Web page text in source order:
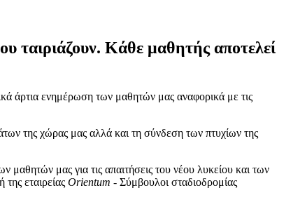
ταιριάζουν. Κάθε μαθητής αποτελεί
άρτια ενημέρωση των μαθητών μας αναφορικά με τις
της χώρας μας αλλά και τη σύνδεση των πτυχίων της
μας για τις απαιτήσεις του νέου λυκείου και των
εταιρείας Orientum - Σύμβουλοι σταδιοδρομίας